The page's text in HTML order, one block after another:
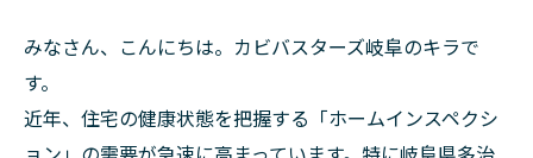
みなさん、こんにちは。カビバスターズ岐阜のキラで
す。
近年、住宅の健康状態を把握する「ホームインスペクシ